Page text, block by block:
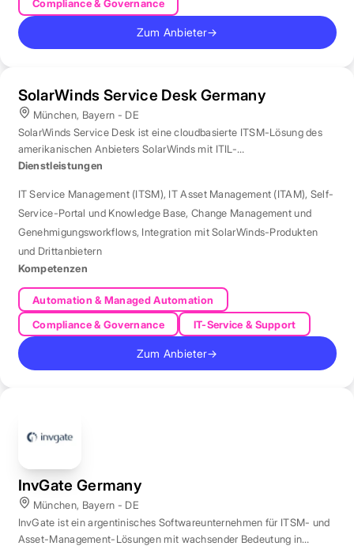
Compliance & Governance
Zum Anbieter→
SolarWinds Service Desk Germany
München, Bayern - DE
SolarWinds Service Desk ist eine cloudbasierte ITSM-Lösung des
amerikanischen Anbieters SolarWinds mit ITIL-
Prozessunterstützung.
Dienstleistungen
IT Service Management (ITSM), IT Asset Management (ITAM), Self-
Service-Portal und Knowledge Base, Change Management und
Genehmigungsworkflows, Integration mit SolarWinds-Produkten
und Drittanbietern
Kompetenzen
Automation & Managed Automation
Compliance & Governance
IT-Service & Support
Zum Anbieter→
InvGate Germany
München, Bayern - DE
InvGate ist ein argentinisches Softwareunternehmen für ITSM- und
Asset-Management-Lösungen mit wachsender Bedeutung in